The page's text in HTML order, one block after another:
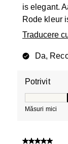
is elegant.
Rode kleur
Traducere
Da,
Potrivit
Măsuri mici